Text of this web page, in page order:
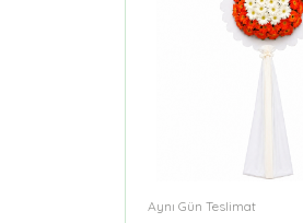
Aynı Gün Teslimat